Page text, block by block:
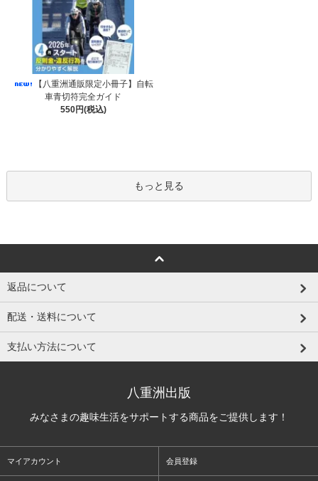
【八重洲通販限定小冊子】自転
車青切符完全ガイド
550円(税込)
もっと見る
返品について
配送・送料について
支払い方法について
八重洲出版
みなさまの趣味生活をサポートする商品をご提供します！
マイアカウント 会員登録